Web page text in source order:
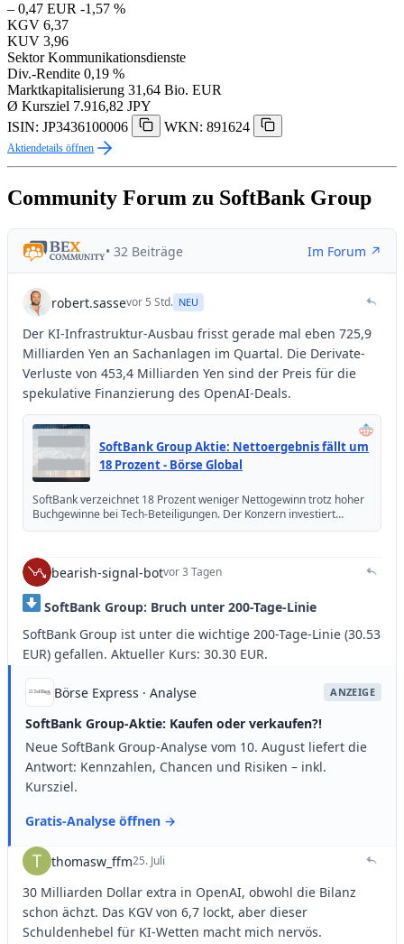
– 0,47 EUR -1,57 %
KGV 6,37
KUV 3,96
Sektor Kommunikationsdienste
Div.-Rendite 0,19 %
Marktkapitalisierung 31,64 Bio. EUR
Ø Kursziel 7.916,82 JPY
ISIN: JP3436100006
WKN: 891624
Aktiendetails öffnen
Community Forum zu SoftBank Group